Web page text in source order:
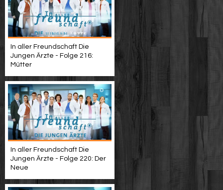
In aller Freundschaft Die
Jungen Ärzte - Folge 216:
Mütter
In aller Freundschaft Die
Jungen Ärzte - Folge 220: Der
Neue